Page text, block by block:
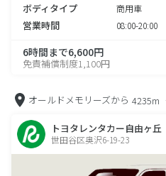
ボディタイプ 商用車
営業時間 08:00-20:00
6時間まで6,600円
免責補償制度1,100円
オールドメモリーズから 4235m
トヨタレンタカー自由ヶ丘
世田谷区奥沢6-19-23